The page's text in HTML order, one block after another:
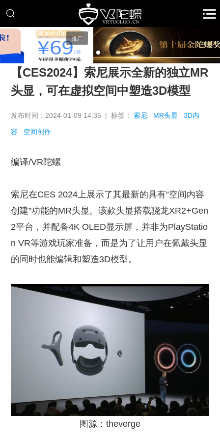
推广
【CES2024】索尼展示全新的独立MR
头显，可在虚拟空间中塑造3D模型
发布时间：2024-01-09 14:35 | 标签：索尼 MR头显 3D内
容 空间创作
编译/VR陀螺
索尼在CES 2024上展示了其最新的具有“空间内容
创建”功能的MR头显。该款头显搭载骁龙XR2+Gen
2平台，并配备4K OLED显示屏，并非为PlayStatio
n VR等游戏玩家准备，而是为了让用户在佩戴头显
的同时也能编辑和塑造3D模型。
图源：theverge